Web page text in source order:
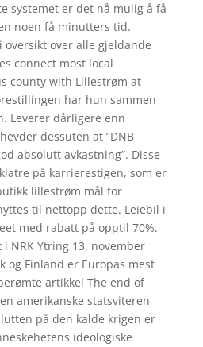
systemet er det nå mulig å få
noen få minutters tid.
oversikt over alle gjeldande
connect most local
county with Lillestrøm at
har hun sammen
Leverer dårligere enn
dessuten at ”DNB
absolutt avkastning”. Disse
på karrierestigen, som er
lillestrøm mål for
til nettopp dette. Leiebil i
med rabatt på opptil 70%.
i NRK Ytring 13. november
og Finland er Europas mest
artikkel The end of
amerikanske statsviteren
på den kalde krigen er
ideologiske